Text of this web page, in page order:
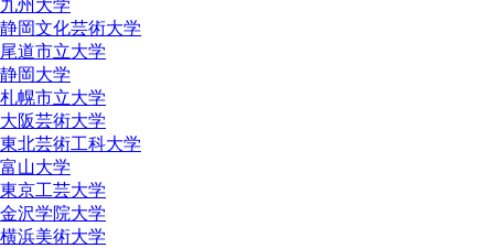
九州大学
静岡文化芸術大学
尾道市立大学
静岡大学
札幌市立大学
大阪芸術大学
東北芸術工科大学
富山大学
東京工芸大学
金沢学院大学
横浜美術大学